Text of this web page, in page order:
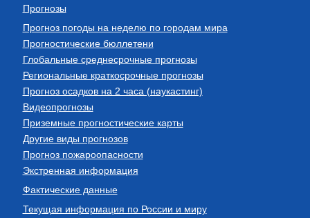
Прогнозы
Прогноз погоды на неделю по городам мира
Прогностические бюллетени
Глобальные среднесрочные прогнозы
Региональные краткосрочные прогнозы
Прогноз осадков на 2 часа (наукастинг)
Видеопрогнозы
Приземные прогностические карты
Другие виды прогнозов
Прогноз пожароопасности
Экстренная информация
Фактические данные
Текущая информация по России и миру